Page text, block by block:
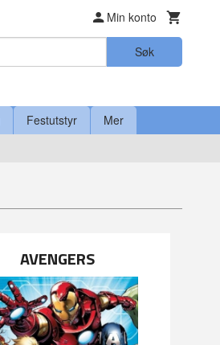
Min konto
Søk
Festutstyr Mer
AVENGERS